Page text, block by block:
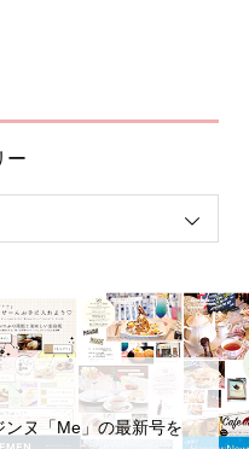
ー
ヌ「Me」の最新号を